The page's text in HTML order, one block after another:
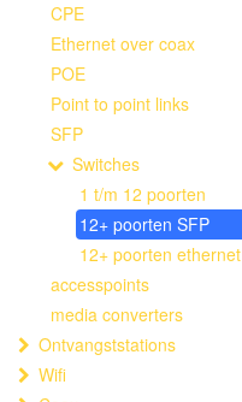
CPE
Ethernet over coax
POE
Point to point links
SFP
Switches
1 t/m 12 poorten
12+ poorten SFP
12+ poorten ethernet
accesspoints
media converters
Ontvangststations
Wifi